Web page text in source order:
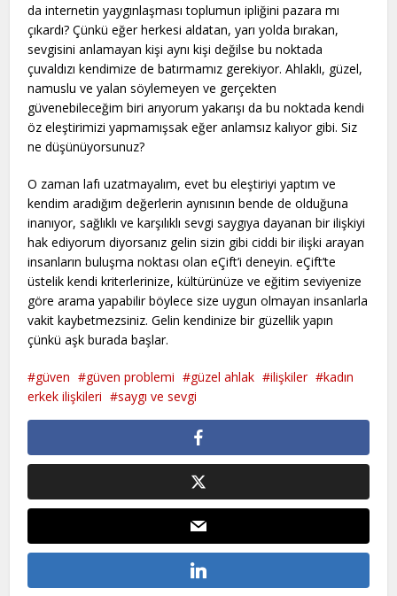
da internetin yaygınlaşması toplumun ipliğini pazara mı
çıkardı? Çünkü eğer herkesi aldatan, yarı yolda bırakan,
sevgisini anlamayan kişi aynı kişi değilse bu noktada
çuvaldızı kendimize de batırmamız gerekiyor. Ahlaklı, güzel,
namuslu ve yalan söylemeyen ve gerçekten
güvenebileceğim biri arıyorum yakarışı da bu noktada kendi
öz eleştirimizi yapmamışsak eğer anlamsız kalıyor gibi. Siz
ne düşünüyorsunuz?
O zaman lafı uzatmayalım, evet bu eleştiriyi yaptım ve
kendim aradığım değerlerin aynısının bende de olduğuna
inanıyor, sağlıklı ve karşılıklı sevgi saygıya dayanan bir ilişkiyi
hak ediyorum diyorsanız gelin sizin gibi ciddi bir ilişki arayan
insanların buluşma noktası olan eÇift’i deneyin. eÇift’te
üstelik kendi kriterlerinize, kültürünüze ve eğitim seviyenize
göre arama yapabilir böylece size uygun olmayan insanlarla
vakit kaybetmezsiniz. Gelin kendinize bir güzellik yapın
çünkü aşk burada başlar.
güven güven problemi güzel ahlak ilişkiler
kadın
erkek ilişkileri
saygı ve sevgi